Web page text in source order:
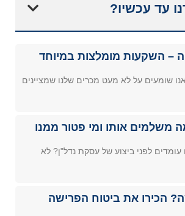
עד עכשיו?
– השקעות מומלצות במיוחד
שומעים על לא מעט מכרים שלנו שמציינים
אותו ומי פטור ממנו
לפני ביצוע של עסקת נדל"ן? לא
הכירו את ביטוח הפרישה